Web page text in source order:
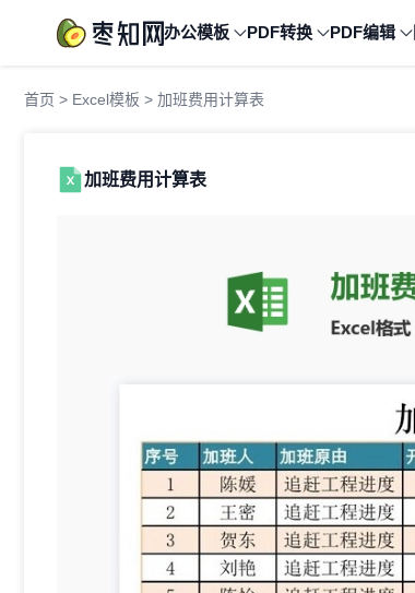
办公模板 PDF转换 PDF编辑
首页 > Excel模板 > 加班费用计算表
加班费用计算表